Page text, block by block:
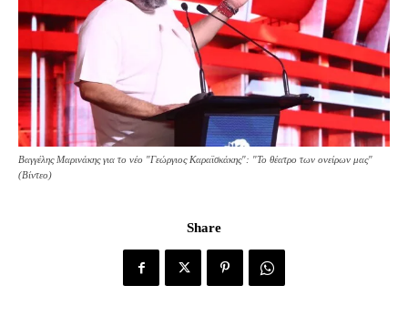
Βαγγέλης Μαρινάκης για το νέο "Γεώργιος Καραϊσκάκης": "Το θέατρο των ονείρων μας"
(Βίντεο)
Share